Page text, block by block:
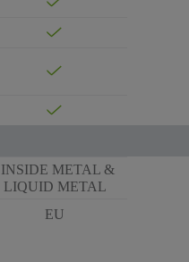
INSIDE METAL &
LIQUID METAL
EU